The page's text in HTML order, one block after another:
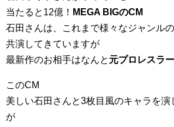
当たると12億！ MEGA BIGのCM
石田さんは、これまで様々なジャンル
共演してきていますが
最新作のお相手はなんと 元プロレスラ
このCM
美しい石田さんと3枚目風のキャラを演
が